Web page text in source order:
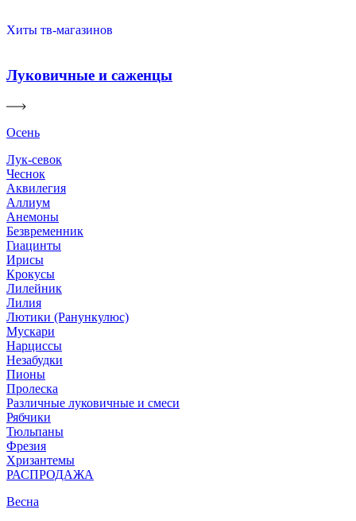
Хиты тв-магазинов
Луковичные и саженцы
Осень
Лук-севок
Чеснок
Аквилегия
Аллиум
Анемоны
Безвременник
Гиацинты
Ирисы
Крокусы
Лилейник
Лилия
Лютики (Ранункулюс)
Мускари
Нарцисcы
Незабудки
Пионы
Пролеска
Различные луковичные и смеси
Рябчики
Тюльпаны
Фрезия
Хризантемы
РАСПРОДАЖА
Весна